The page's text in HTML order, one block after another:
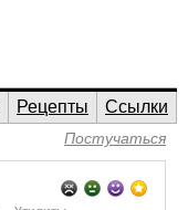
Рецепты
Ссылки
Постучаться